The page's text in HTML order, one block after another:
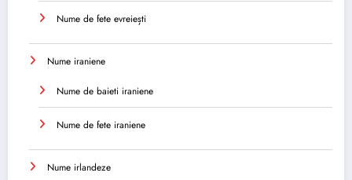
Nume de fete evreiești
Nume iraniene
Nume de baieti iraniene
Nume de fete iraniene
Nume irlandeze